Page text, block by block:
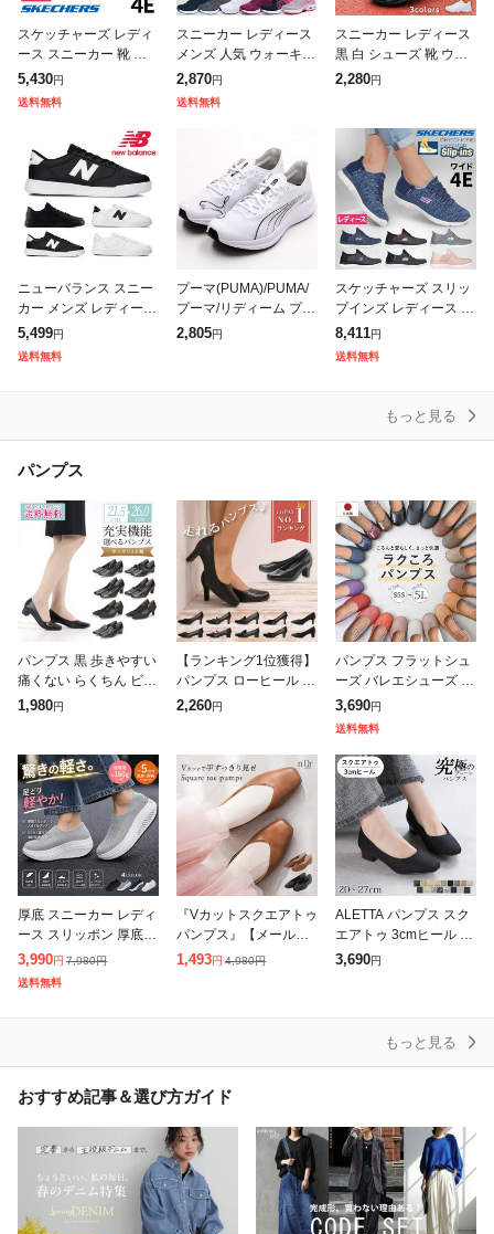
スケッチャーズ レディ
ース スニーカー 靴 ダ
イナマイト 2.0 イン ア
フラッシュ 12965W ワ
5,430円
送料無料
スニーカー レディース
メンズ 人気 ウォーキン
グシューズ ランニング
シューズ 男女兼用 ジョ
2,870円
送料無料
スニーカー レディース
黒 白 シューズ 靴 ウォ
ーキング ランニング キ
2,280円
ニューバランス スニー
カー メンズ レディース
新作 送料無料 M30 CT3
0 new balance
5,499円
送料無料
プーマ(PUMA)/PUMA/
プーマ/リディーム プロ
レーサー/ランニング
2,805円
スケッチャーズ スリッ
プインズ レディース サ
ミッツ 幅広 4E ダズリ
ングヘイズ 149937W
8,411円
送料無料
もっと見る
パンプス
パンプス 黒 歩きやすい
痛くない らくちん ビジ
ネス フォーマル ローヒ
1,980円
【ランキング1位獲得】
パンプス ローヒール 黒
ブラック 痛くない 柔ら
2,260円
パンプス フラットシュ
ーズ バレエシューズ 痛
くない ペタンコ ローヒ
ール ぺたんこ ラウンド
歩きやす
3,690円
送料無料
厚底 スニーカー レディ
ース スリッポン 厚底
ローファー パンプス レ
ディース靴 痛くない シ
3,990円 7,980円
送料無料
『Vカットスクエアトゥ
パンプス』【メール便
不可】【30】[パンプス
1,493円 4,980円
ALETTA パンプス スク
エアトゥ 3cmヒール チ
ャンキーヒール レディ
3,690円
もっと見る
おすすめ記事＆選び方ガイド